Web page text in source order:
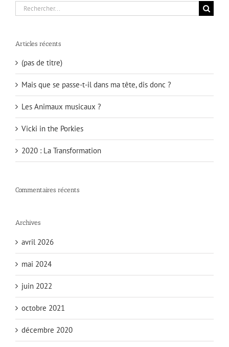
Rechercher:
Articles récents
(pas de titre)
Mais que se passe-t-il dans ma tête, dis donc ?
Les Animaux musicaux ?
Vicki in the Porkies
2020 : La Transformation
Commentaires récents
Archives
avril 2026
mai 2024
juin 2022
octobre 2021
décembre 2020